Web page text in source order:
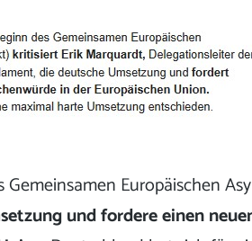
Europäischen
und fordere einen